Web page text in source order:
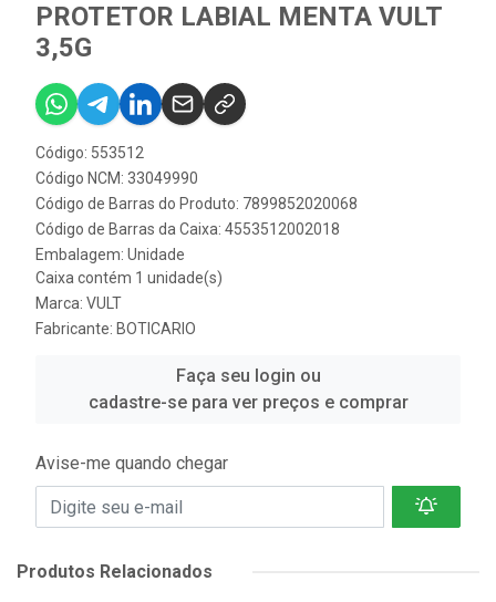
PROTETOR LABIAL MENTA VULT
3,5G
Código: 553512
Código NCM: 33049990
Código de Barras do Produto: 7899852020068
Código de Barras da Caixa: 4553512002018
Embalagem: Unidade
Caixa contém 1 unidade(s)
Marca: VULT
Fabricante: BOTICARIO
Faça seu login ou
cadastre-se para ver preços e comprar
Avise-me quando chegar
Produtos Relacionados